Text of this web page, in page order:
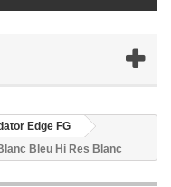
Edge FG
Bleu Hi Res Blanc